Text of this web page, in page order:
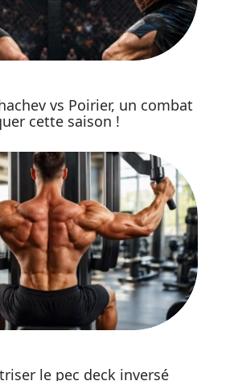
vs Poirier, un combat
cette saison !
le pec deck inversé